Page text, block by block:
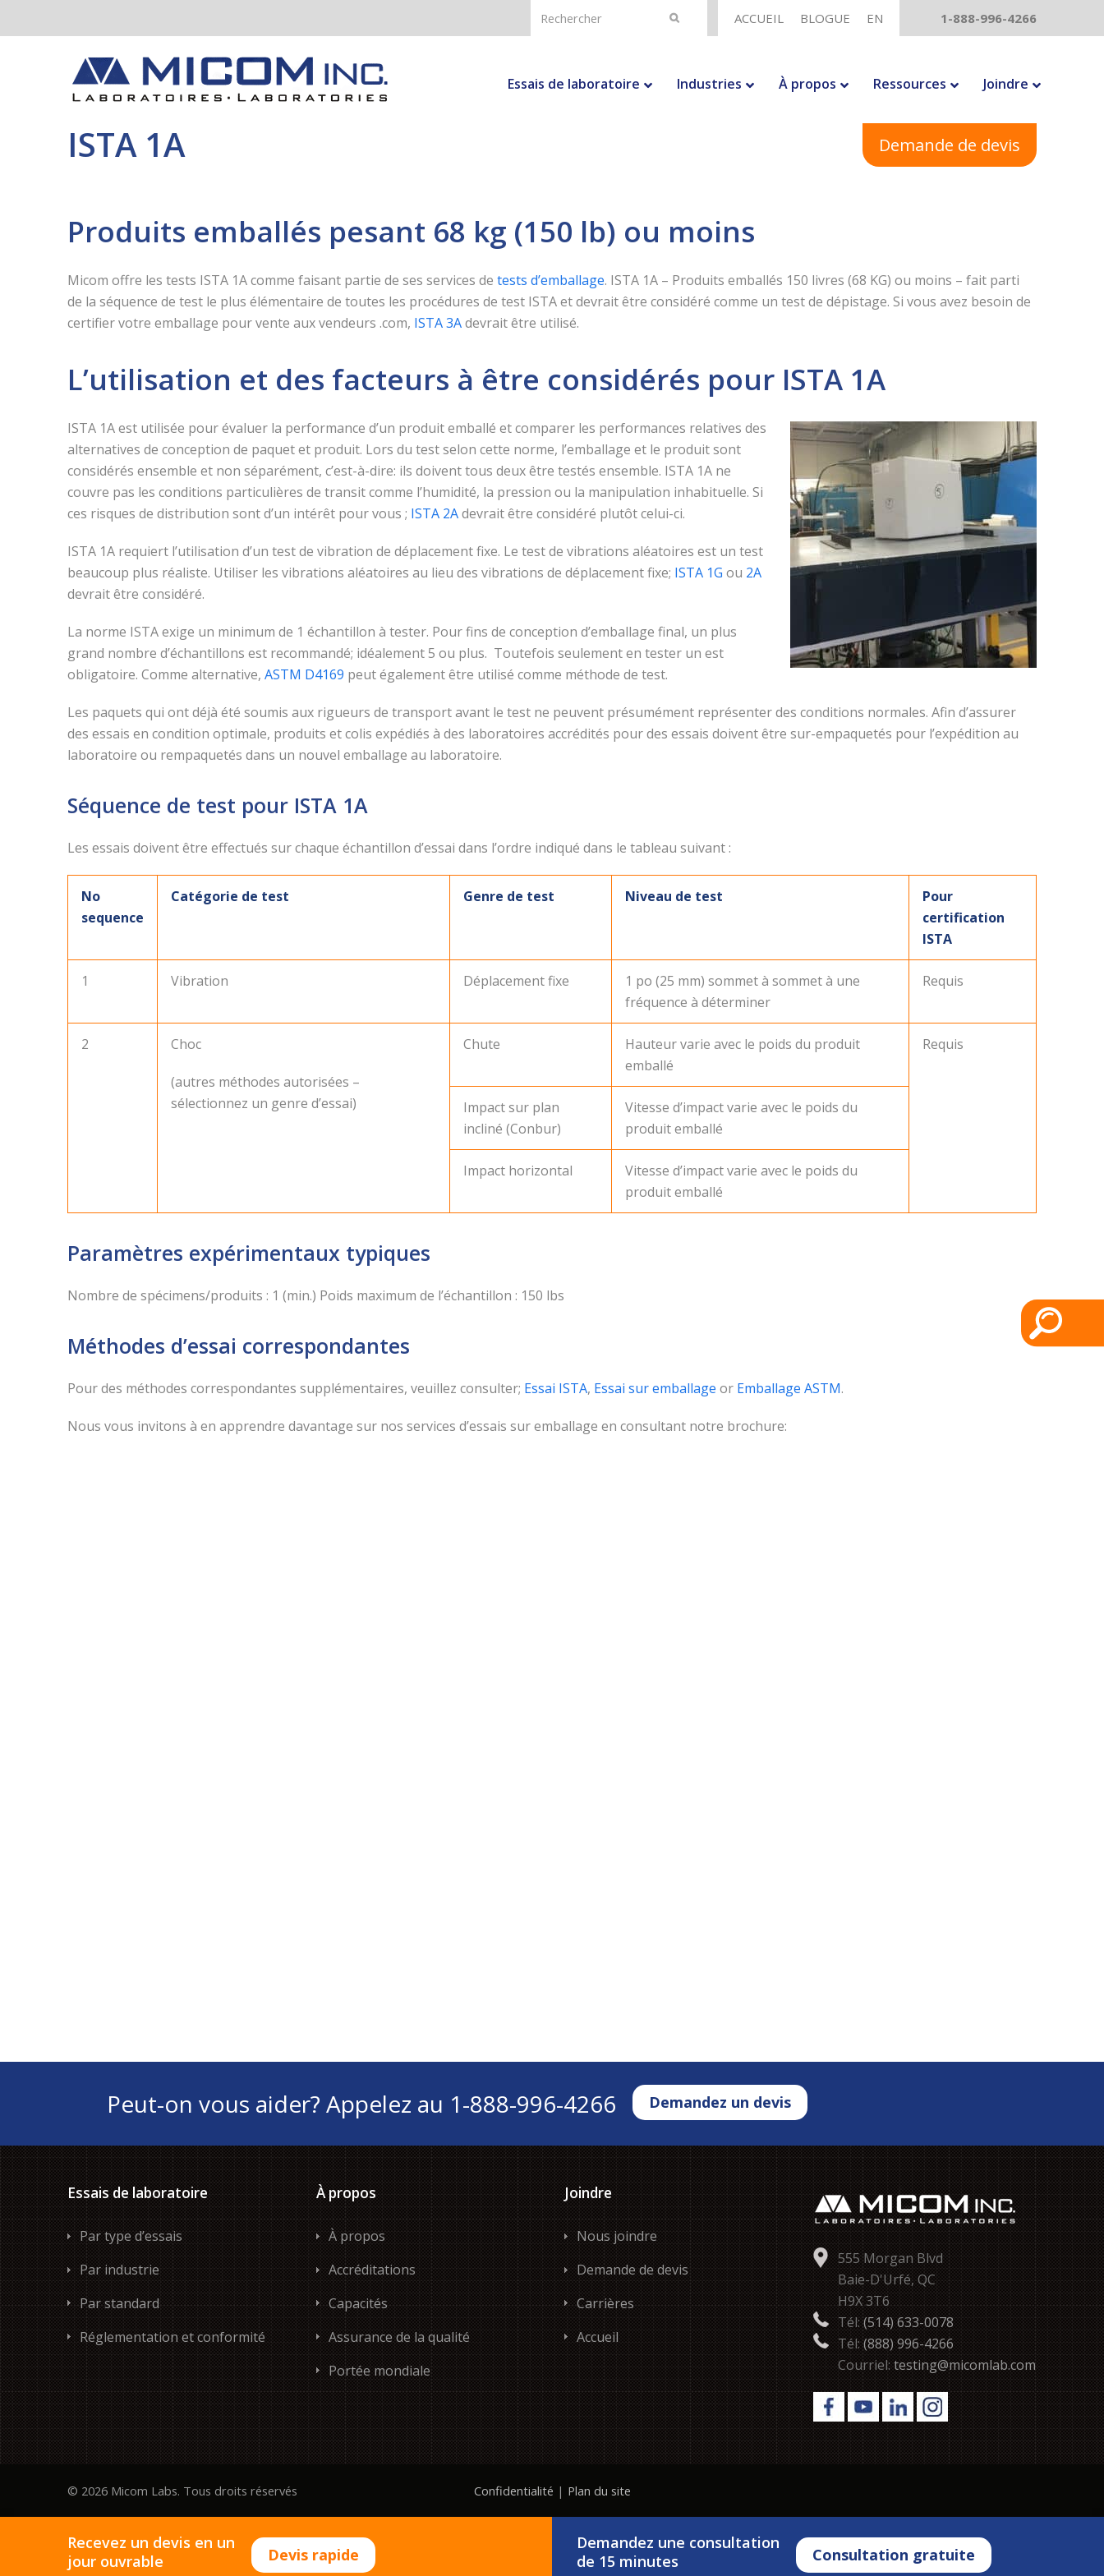
ACCUEIL BLOGUE EN 1-888-996-4266
Envoyer
Essais de laboratoire Industries À propos Ressources Joindre
Demande de devis
ISTA 1A
Produits emballés pesant 68 kg (150 lb) ou moins
Micom offre les tests ISTA 1A comme faisant partie de ses services de tests d’emballage. ISTA 1A – Produits emballés 150 livres (68 KG) ou moins – fait parti
de la séquence de test le plus élémentaire de toutes les procédures de test ISTA et devrait être considéré comme un test de dépistage. Si vous avez besoin de
certifier votre emballage pour vente aux vendeurs .com, ISTA 3Adevrait être utilisé.
L’utilisation et des facteurs à être considérés pour ISTA 1A
ISTA 1A est utilisée pour évaluer la performance d’un produit emballé et comparer les performances relatives des
alternatives de conception de paquet et produit. Lors du test selon cette norme, l’emballage et le produit sont
considérés ensemble et non séparément, c’est-à-dire: ils doivent tous deux être testés ensemble. ISTA 1A ne
couvre pas les conditions particulières de transit comme l’humidité, la pression ou la manipulation inhabituelle. Si
ces risques de distribution sont d’un intérêt pour vous ; ISTA 2Adevrait être considéré plutôt celui-ci.
ISTA 1A requiert l’utilisation d’un test de vibration de déplacement fixe. Le test de vibrations aléatoires est un test
beaucoup plus réaliste. Utiliser les vibrations aléatoires au lieu des vibrations de déplacement fixe; ISTA 1G ou 2A
devrait être considéré.
La norme ISTA exige un minimum de 1 échantillon à tester. Pour fins de conception d’emballage final, un plus
grand nombre d’échantillons est recommandé; idéalement 5 ou plus. Toutefois seulement en tester un est
obligatoire. Comme alternative, ASTM D4169 peut également être utilisé comme méthode de test.
Les paquets qui ont déjà été soumis aux rigueurs de transport avant le test ne peuvent présumément représenter des conditions normales. Afin d’assurer
des essais en condition optimale, produits et colis expédiés à des laboratoires accrédités pour des essais doivent être sur-empaquetés pour l’expédition au
laboratoire ou rempaquetés dans un nouvel emballage au laboratoire.
Séquence de test pour ISTA 1A
Les essais doivent être effectués sur chaque échantillon d’essai dans l’ordre indiqué dans le tableau suivant :
No
sequence
Catégorie de test Genre de test Niveau de test
Pour
certification
ISTA
1 Vibration Déplacement fixe
1 po (25 mm) sommet à sommet à une
fréquence à déterminer
Requis
2 Choc
(autres méthodes autorisées –
sélectionnez un genre d’essai)
Chute
Hauteur varie avec le poids du produit
emballé
Requis
Impact sur plan
incliné (Conbur)
Vitesse d’impact varie avec le poids du
produit emballé
Impact horizontal
Vitesse d’impact varie avec le poids du
produit emballé
Paramètres expérimentaux typiques
Nombre de spécimens/produits : 1 (min.) Poids maximum de l’échantillon : 150 lbs
Méthodes d’essai correspondantes
Pour des méthodes correspondantes supplémentaires, veuillez consulter; Essai ISTA, Essai sur emballage or Emballage ASTM.
Nous vous invitons à en apprendre davantage sur nos services d’essais sur emballage en consultant notre brochure:
Peut-on vous aider? Appelez au 1-888-996-4266 Demandez un devis
Essais de laboratoire
Par type d’essais
Par industrie
Par standard
Réglementation et conformité
À propos
À propos
Accréditations
Capacités
Assurance de la qualité
Portée mondiale
Joindre
Nous joindre
Demande de devis
Carrières
Accueil
555 Morgan Blvd
Baie-D'Urfé, QC
H9X 3T6
Tél:(514) 633-0078
Tél:(888) 996-4266
Courriel:testing@micomlab.com
© 2026 Micom Labs. Tous droits réservés Confidentialité | Plan du site
Devis rapide
Recevez un devis en un
jour ouvrable
Demandez une consultation
de 15 minutes
Consultation gratuite